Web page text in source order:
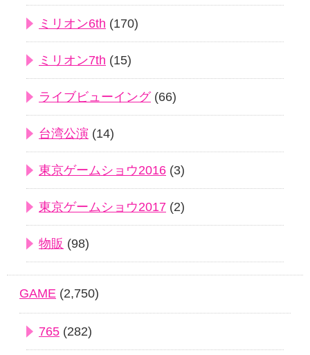
ミリオン6th (170)
ミリオン7th (15)
ライブビューイング(66)
台湾公演 (14)
東京ゲームショウ2016 (3)
東京ゲームショウ2017 (2)
物販 (98)
GAME (2,750)
765 (282)